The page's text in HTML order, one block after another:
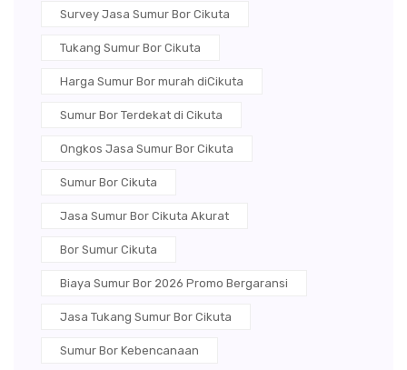
Survey Jasa Sumur Bor Cikuta
Tukang Sumur Bor Cikuta
Harga Sumur Bor murah diCikuta
Sumur Bor Terdekat di Cikuta
Ongkos Jasa Sumur Bor Cikuta
Sumur Bor Cikuta
Jasa Sumur Bor Cikuta Akurat
Bor Sumur Cikuta
Biaya Sumur Bor 2026 Promo Bergaransi
Jasa Tukang Sumur Bor Cikuta
Sumur Bor Kebencanaan